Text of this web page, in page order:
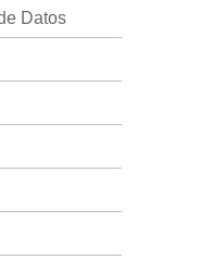
Datos